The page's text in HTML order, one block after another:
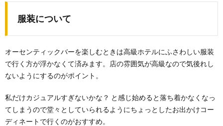
服装について
オーセンティックバーを楽しむときは高級ホテルにふさわしい服装
で行く方が浮かなくて済みます。店の雰囲気が高級なので気後れし
ないようにするのがポイント。
私だけカジュアルすぎないかな？ と感じ始めると落ち着かなくなっ
てしまうので堂々としていられるようにちょっとしたお出かけコー
ディネートで行くのがおすすめ。